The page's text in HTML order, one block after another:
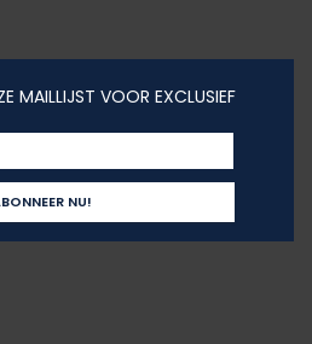
MAILLIJST VOOR EXCLUSIEF